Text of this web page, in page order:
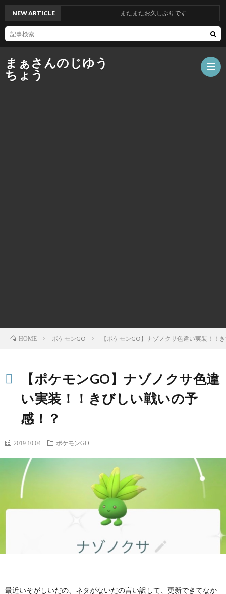
まぁさんのじゆう
ちょう
NEW ARTICLE またまたお久しぶりです
HOME ポケモンGO 【ポケモンGO】ナゾノクサ色違い実装！！
【ポケモンGO】ナゾノクサ色違
い実装！！きびしい戦いの予
感！？
2019.10.04 ポケモンGO
最近いそがしいだの、ネタがないだの言い訳して、更新できてなか